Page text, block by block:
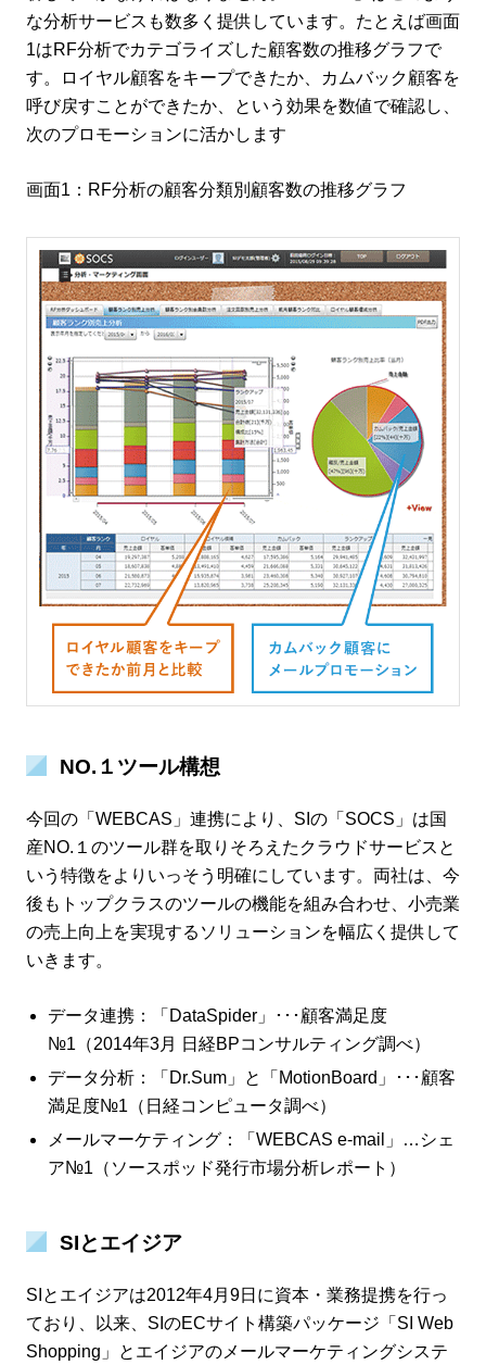
な分析サービスも数多く提供しています。たとえば画面
1はRF分析でカテゴライズした顧客数の推移グラフで
す。ロイヤル顧客をキープできたか、カムバック顧客を
呼び戻すことができたか、という効果を数値で確認し、
次のプロモーションに活かします
画面1：RF分析の顧客分類別顧客数の推移グラフ
NO.１ツール構想
今回の「WEBCAS」連携により、SIの「SOCS」は国
産NO.１のツール群を取りそろえたクラウドサービスと
いう特徴をよりいっそう明確にしています。両社は、今
後もトップクラスのツールの機能を組み合わせ、小売業
の売上向上を実現するソリューションを幅広く提供して
いきます。
データ連携：「DataSpider」･･･顧客満足度
№1（2014年3月 日経BPコンサルティング調べ）
データ分析：「Dr.Sum」と「MotionBoard」･･･顧客
満足度№1（日経コンピュータ調べ）
メールマーケティング：「WEBCAS e-mail」…シェ
ア№1（ソースポッド発行市場分析レポート）
SIとエイジア
SIとエイジアは2012年4月9日に資本・業務提携を行っ
ており、以来、SIのECサイト構築パッケージ「SI Web
Shopping」とエイジアのメールマーケティングシステ